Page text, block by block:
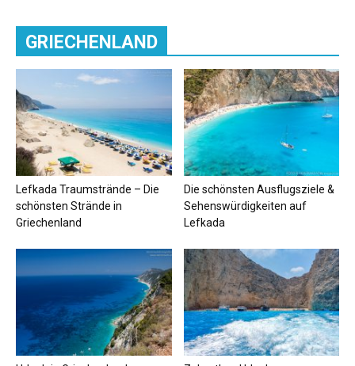
GRIECHENLAND
Lefkada Traumstrände – Die
schönsten Strände in
Griechenland
Die schönsten Ausflugsziele &
Sehenswürdigkeiten auf
Lefkada